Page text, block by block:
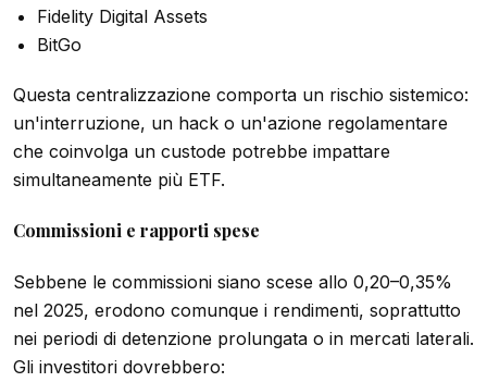
Fidelity Digital Assets
BitGo
Questa centralizzazione comporta un rischio sistemico:
un'interruzione, un hack o un'azione regolamentare
che coinvolga un custode potrebbe impattare
simultaneamente più ETF.
Commissioni e rapporti spese
Sebbene le commissioni siano scese allo 0,20–0,35%
nel 2025, erodono comunque i rendimenti, soprattutto
nei periodi di detenzione prolungata o in mercati laterali.
Gli investitori dovrebbero: